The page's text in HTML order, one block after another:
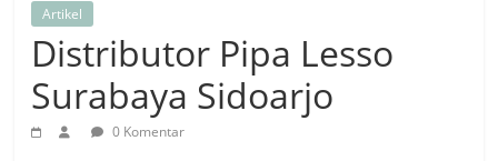
Artikel
Distributor Pipa Lesso
Surabaya Sidoarjo
0 Komentar